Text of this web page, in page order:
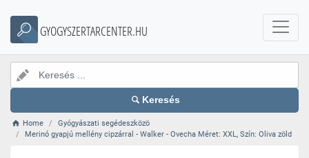
GYOGYSZERTARCENTER.HU
Keresés
Home
Gyógyászati segédeszközö
Merinó gyapjú mellény cipzárral - Walker - Ovecha Méret: XXL, Szín: Oliva zöld